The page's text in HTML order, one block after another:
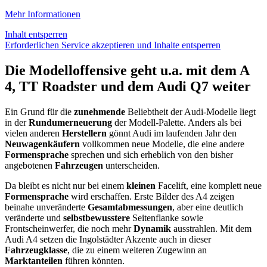
Mehr Informationen
Inhalt entsperren
Erforderlichen Service akzeptieren und Inhalte entsperren
Die Modelloffensive geht u.a. mit dem A
4, TT Roadster und dem Audi Q7 weiter
Ein Grund für die zunehmende Beliebtheit der Audi-Modelle liegt
in derRundumerneuerung der Modell-Palette. Anders als bei
vielen anderen Herstellern gönnt Audi im laufenden Jahr den
Neuwagenkäufern vollkommen neue Modelle, die eine andere
Formensprache sprechen und sich erheblich von den bisher
angebotenen Fahrzeugen unterscheiden.
Da bleibt es nicht nur bei einem kleinen Facelift, eine komplett neue
Formensprache wird erschaffen. Erste Bilder des A4 zeigen
beinahe unveränderte Gesamtabmessungen, aber eine deutlich
veränderte und selbstbewusstere Seitenflanke sowie
Frontscheinwerfer, die noch mehrDynamik ausstrahlen. Mit dem
Audi A4 setzen die Ingolstädter Akzente auch in dieser
Fahrzeugklasse, die zu einem weiteren Zugewinn an
Marktanteilen führen könnten.